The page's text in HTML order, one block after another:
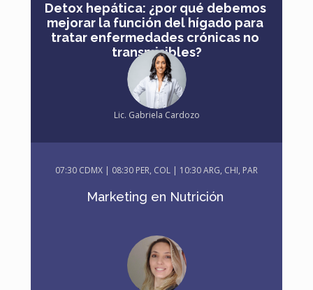
Detox hepática: ¿por qué debemos
mejorar la función del hígado para
tratar enfermedades crónicas no
transmisibles?
Lic. Gabriela Cardozo
Marketing en Nutrición
07:30 CDMX | 08:30 PER, COL | 10:30 ARG, CHI, PAR